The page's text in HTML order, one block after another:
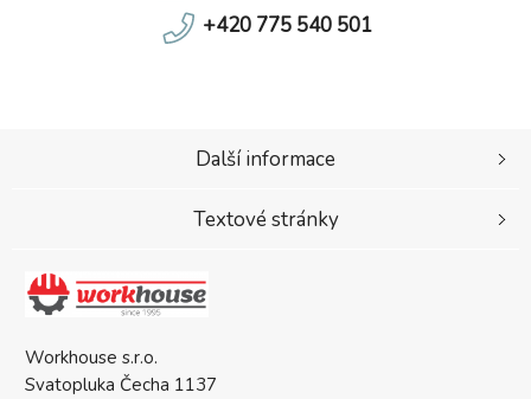
+420 775 540 501
Workhouse s.r.o.
Svatopluka Čecha 1137
Další informace
Textové stránky